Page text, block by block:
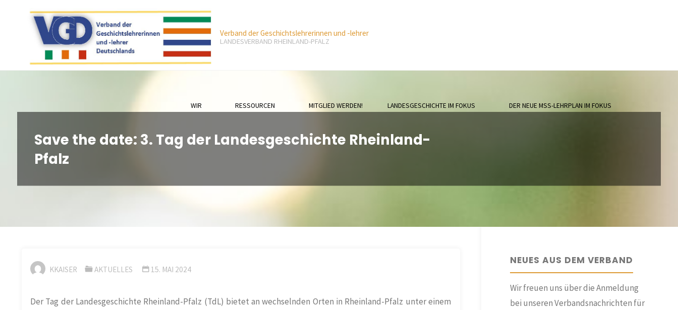
Verband der Geschichtslehrerinnen und -lehrer
LANDESVERBAND RHEINLAND-PFALZ
WIR RESSOURCEN MITGLIED WERDEN! LANDESGESCHICHTE IM FOKUS DER NEUE MSS-LEHRPLAN IM FOKUS
Save the date: 3. Tag der Landesgeschichte Rheinland-
Pfalz
KKAISER AKTUELLES 15. MAI 2024
Der Tag der Landesgeschichte Rheinland-Pfalz (TdL) bietet an wechselnden Orten in Rheinland-Pfalz unter einem
NEUES AUS DEM VERBAND
Wir freuen uns über die Anmeldung
bei unseren Verbandsnachrichten für